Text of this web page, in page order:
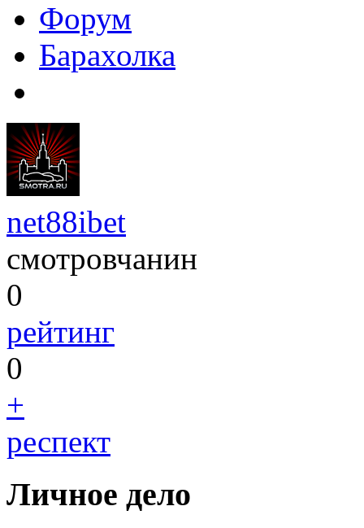
Форум
Барахолка
net88ibet
смотровчанин
0
рейтинг
0
+
респект
Личное дело